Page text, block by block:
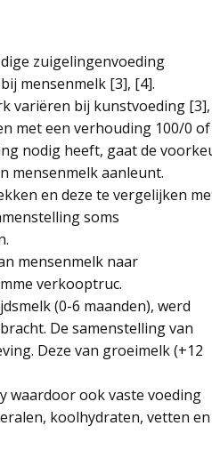
zuigelingenvoeding
mensenmelk [3], [4].
variëren bij kunstvoeding [3],
met een verhouding 100/0 of
nodig heeft, gaat de
mensenmelk aanleunt.
en deze te vergelijken
soms
mensenmelk naar
verkooptruc.
(0-6 maanden), werd
De samenstelling van
Deze van groeimelk (+12
waardoor ook vaste voeding
koolhydraten, vetten en